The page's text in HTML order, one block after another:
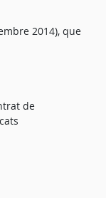
2014), que
de